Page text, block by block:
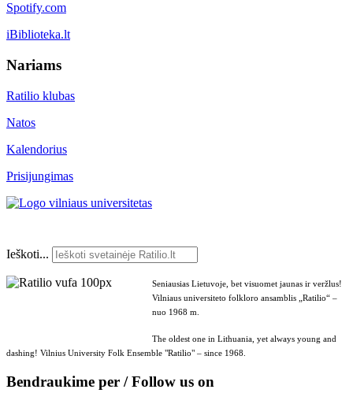
Spotify.com
iBiblioteka.lt
Nariams
Ratilio klubas
Natos
Kalendorius
Prisijungimas
Ieškoti...
Seniausias Lietuvoje, bet visuomet jaunas ir veržlus!
Vilniaus universiteto folkloro ansamblis „Ratilio“ –
nuo 1968 m.
The oldest one in Lithuania, yet always young and
dashing! Vilnius University Folk Ensemble "Ratilio" – since 1968.
Bendraukime per / Follow us on